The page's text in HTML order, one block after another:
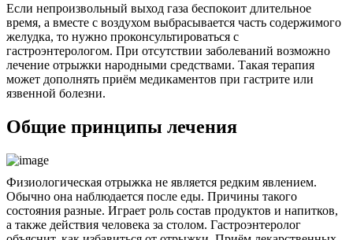
Если непроизвольный выход газа беспокоит длительное
время, а вместе с воздухом выбрасывается часть содержимого
желудка, то нужно проконсультироваться с
гастроэнтерологом. При отсутствии заболеваний возможно
лечение отрыжки народными средствами. Такая терапия
может дополнять приём медикаментов при гастрите или
язвенной болезни.
Общие принципы лечения
Физиологическая отрыжка не является редким явлением.
Обычно она наблюдается после еды. Причины такого
состояния разные. Играет роль состав продуктов и напитков,
а также действия человека за столом. Гастроэнтеролог